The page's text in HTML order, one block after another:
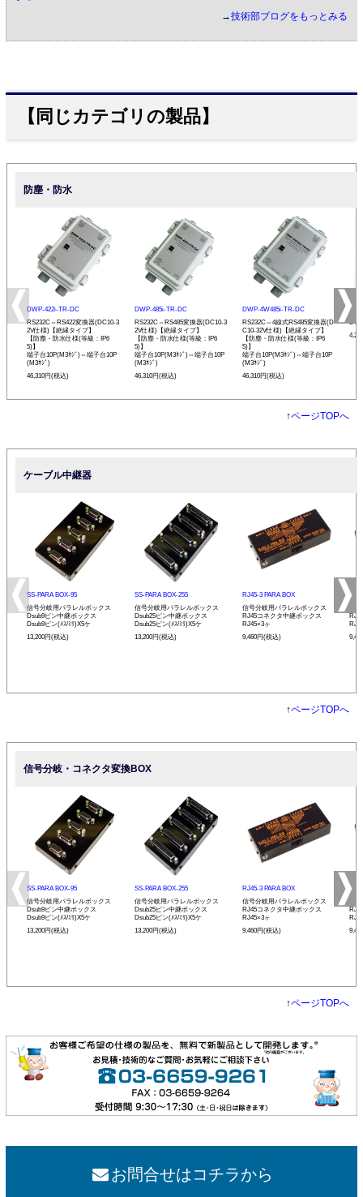
→技術部ブログをもっとみる
【同じカテゴリの製品】
防塵・防水
DWP-422i-TR-DC
RS232C⇔RS422変換器(DC10-3
2V仕様)【絶縁タイプ】
【防塵・防水仕様(等級：IP6
5)】
端子台10P(M3ﾈｼﾞ)⇔端子台10P
(M3ﾈｼﾞ)
46,310円(税込)
DWP-485i-TR-DC
RS232C⇔RS485変換器(DC10-3
2V仕様)【絶縁タイプ】
【防塵・防水仕様(等級：IP6
5)】
端子台10P(M3ﾈｼﾞ)⇔端子台10P
(M3ﾈｼﾞ)
46,310円(税込)
DWP-4W485i-TR-DC
RS232C⇔4線式RS485変換器(D
C10-32V仕様)【絶縁タイプ】
【防塵・防水仕様(等級：IP6
5)】
端子台10P(M3ﾈｼﾞ)⇔端子台10P
(M3ﾈｼﾞ)
46,310円(税込)
↑ページTOPへ
ケーブル中継器
SS-PARA BOX-95
信号分岐用パラレルボックス
Dsub9ピン中継ボックス
Dsub9ピン(ﾒｽ/ﾐﾘ)X5ケ
13,200円(税込)
SS-PARA BOX-255
信号分岐用パラレルボックス
Dsub25ピン中継ボックス
Dsub25ピン(ﾒｽ/ﾐﾘ)X5ケ
13,200円(税込)
RJ45-3 PARA BOX
信号分岐用パラレルボックス
RJ45コネクタ中継ボックス
RJ45×3ヶ
9,460円(税込)
↑ページTOPへ
信号分岐・コネクタ変換BOX
SS-PARA BOX-95
信号分岐用パラレルボックス
Dsub9ピン中継ボックス
Dsub9ピン(ﾒｽ/ﾐﾘ)X5ケ
13,200円(税込)
SS-PARA BOX-255
信号分岐用パラレルボックス
Dsub25ピン中継ボックス
Dsub25ピン(ﾒｽ/ﾐﾘ)X5ケ
13,200円(税込)
RJ45-3 PARA BOX
信号分岐用パラレルボックス
RJ45コネクタ中継ボックス
RJ45×3ヶ
9,460円(税込)
↑ページTOPへ
お問合せはコチラから